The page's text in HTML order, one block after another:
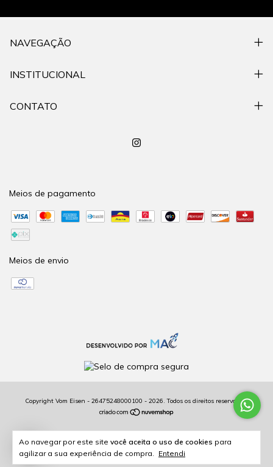
Ao navegar por este site você aceita o uso de cookies para
agilizar a sua experiência de compra. Entendi
NAVEGAÇÃO
INSTITUCIONAL
CONTATO
Meios de pagamento
Meios de envio
Copyright Vom Eisen - 26475248000100 - 2026. Todos os direitos reservados.